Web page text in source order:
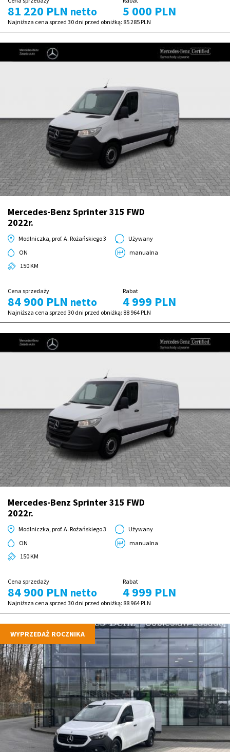
81 220 PLN netto 5 000 PLN
Najniższa cena sprzed 30 dni przed obniżką: 85 285 PLN
Mercedes-Benz Sprinter 315 FWD
2022r.
Modlniczka, prof. A. Rożańskiego 3
Używany
ON
manualna
150 KM
Cena sprzedaży
84 900 PLN netto
Rabat
4 999 PLN
Najniższa cena sprzed 30 dni przed obniżką: 88 964 PLN
Mercedes-Benz Sprinter 315 FWD
2022r.
Modlniczka, prof. A. Rożańskiego 3
Używany
ON
manualna
150 KM
Cena sprzedaży
84 900 PLN netto
Rabat
4 999 PLN
Najniższa cena sprzed 30 dni przed obniżką: 88 964 PLN
WYPRZEDAŻ ROCZNIKA